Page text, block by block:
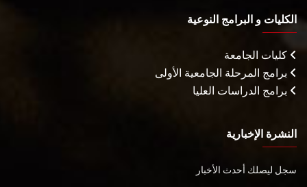
الكليات و البرامج النوعية
كليات الجامعة
برامج المرحلة الجامعية الأولى
برامج الدراسات العليا
النشرة الإخبارية
سجل ليصلك أحدث الأخبار